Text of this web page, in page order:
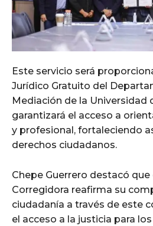
Este servicio será
Jurídico Gratuito del
Mediación de la Universidad
garantizará el acceso a
y profesional, fortaleciendo
derechos ciudadanos.
Chepe Guerrero destacó
Corregidora reafirma su
ciudadanía a través de este
el acceso a la justicia para